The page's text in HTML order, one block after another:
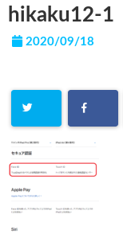
hikaku12-1
2020/09/18